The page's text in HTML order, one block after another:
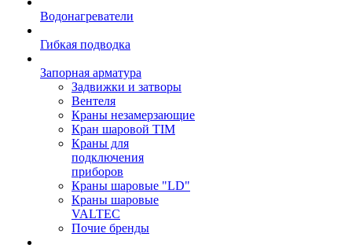
Водонагреватели
Гибкая подводка
Запорная арматура
Задвижки и затворы
Вентеля
Краны незамерзающие
Кран шаровой TIM
Краны для
подключения
приборов
Краны шаровые "LD"
Краны шаровые
VALTEC
Почие бренды